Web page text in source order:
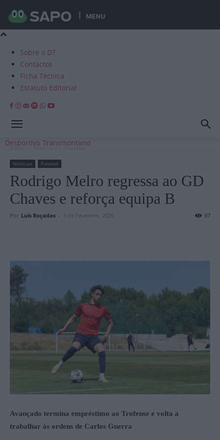
MENU
Sobre o DT
Contactos
Ficha Técnica
Estatuto Editorial
Desportivo Transmontano
Início Notícias Futebol
Notícias Futebol
Rodrigo Melro regressa ao GD
Chaves e reforça equipa B
Por Luís Roçadas - 3 de Fevereiro, 2026 97
Avançado termina empréstimo ao Trofense e volta a
trabalhar às ordens de Carlos Guerra